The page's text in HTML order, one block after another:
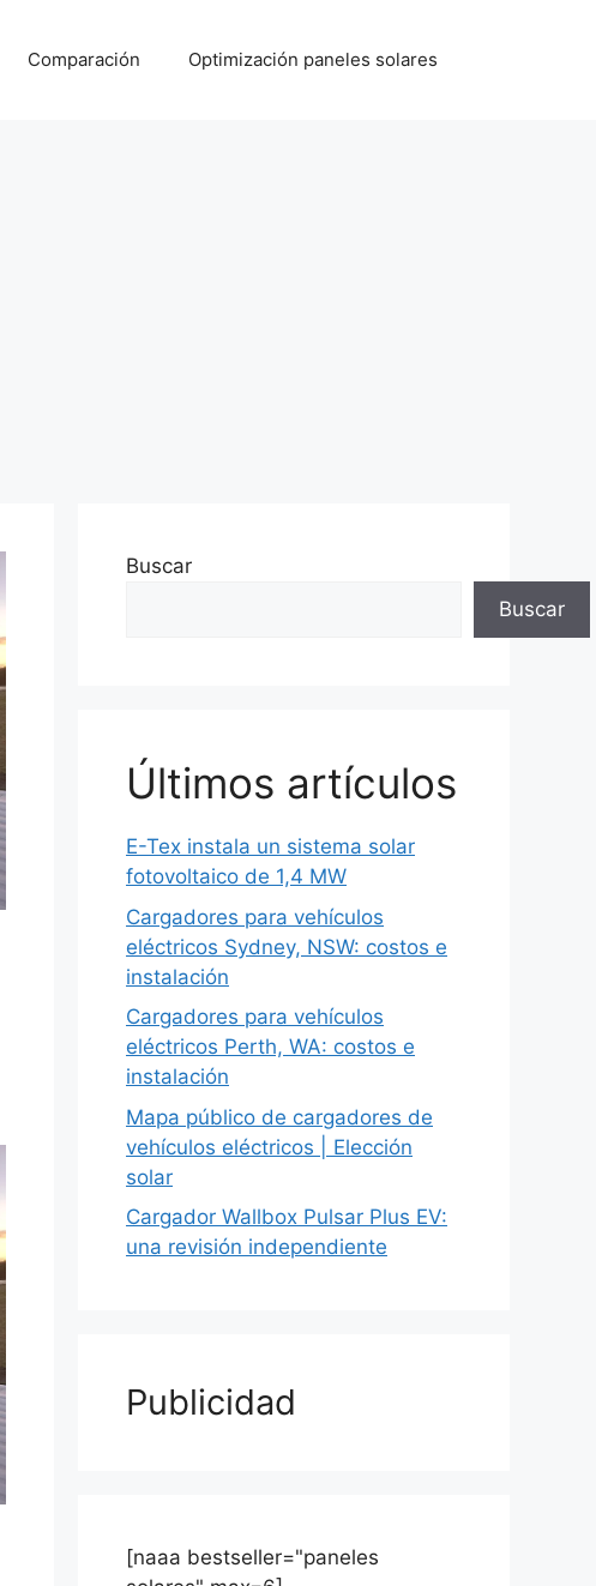
Comparación Optimización paneles solares
Buscar
Buscar
Últimos artículos
E-Tex instala un sistema solar
fotovoltaico de 1,4 MW
Cargadores para vehículos
eléctricos Sydney, NSW: costos e
instalación
Cargadores para vehículos
eléctricos Perth, WA: costos e
instalación
Mapa público de cargadores de
vehículos eléctricos | Elección
solar
Cargador Wallbox Pulsar Plus EV:
una revisión independiente
Publicidad
[naaa bestseller="paneles